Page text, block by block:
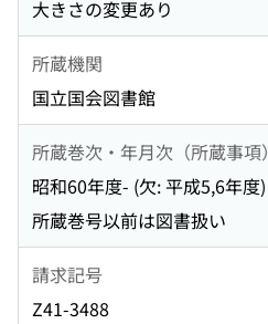
大きさの変更あり
所蔵機関
国立国会図書館
所蔵巻次・年月次（所蔵事項）
昭和60年度- (欠: 平成5,6年度)
所蔵巻号以前は図書扱い
請求記号
Z41-3488